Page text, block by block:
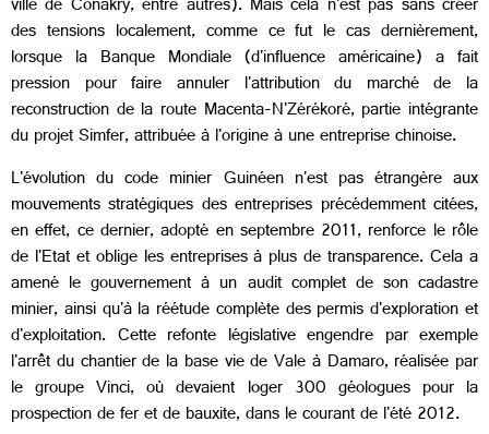
ville de Conakry, entre autres). Mais cela n'est pas sans créer
des tensions localement, comme ce fut le cas dernièrement,
lorsque la Banque Mondiale (d'influence américaine) a fait
pression pour faire annuler l'attribution du marché de la
reconstruction de la route Macenta-N'Zérékoré, partie intégrante
du projet Simfer, attribuée à l'origine à une entreprise chinoise.
L'évolution du code minier Guinéen n'est pas étrangère aux
mouvements stratégiques des entreprises précédemment citées,
en effet, ce dernier, adopté en septembre 2011, renforce le rôle
de l'Etat et oblige les entreprises à plus de transparence. Cela a
amené le gouvernement à un audit complet de son cadastre
minier, ainsi qu'à la réétude complète des permis d'exploration et
d'exploitation. Cette refonte législative engendre par exemple
l'arrêt du chantier de la base vie de Vale à Damaro, réalisée par
le groupe Vinci, où devaient loger 300 géologues pour la
prospection de fer et de bauxite, dans le courant de l'été 2012.